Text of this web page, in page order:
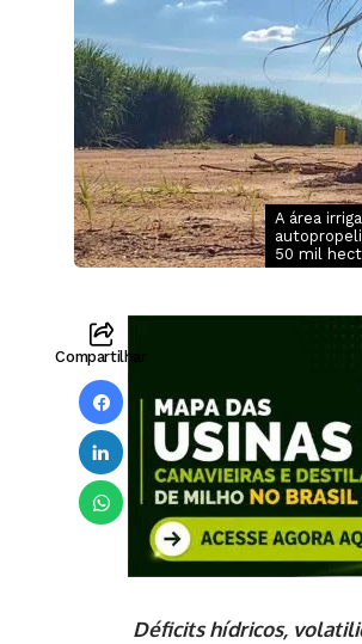
A área
50 mil
Compartilhar
Déficits hídricos,